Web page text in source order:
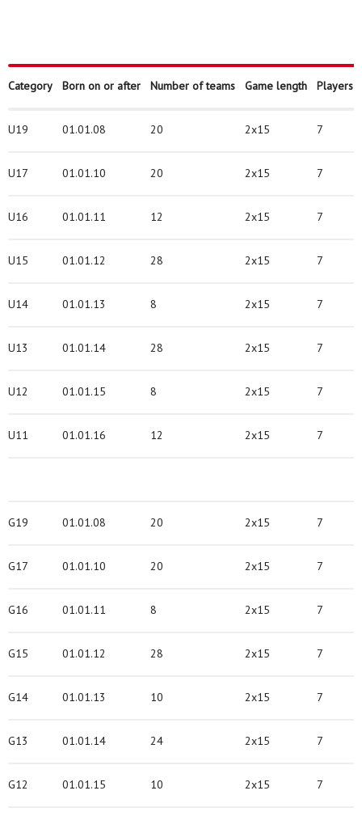
Category Born on or after Number of teams Game length Players
U19 01.01.08 20 2x15 7
U17 01.01.10 20 2x15 7
U16 01.01.11 12 2x15 7
U15 01.01.12 28 2x15 7
U14 01.01.13 8 2x15 7
U13 01.01.14 28 2x15 7
U12 01.01.15 8 2x15 7
U11 01.01.16 12 2x15 7
G19 01.01.08 20 2x15 7
G17 01.01.10 20 2x15 7
G16 01.01.11 8 2x15 7
G15 01.01.12 28 2x15 7
G14 01.01.13 10 2x15 7
G13 01.01.14 24 2x15 7
G12 01.01.15 10 2x15 7